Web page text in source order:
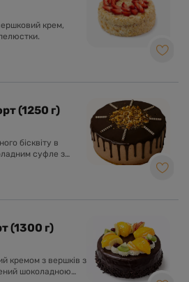
крем,
(1250 г)
бісквіту в
суфле з
Торт (1300 г)
кремом з вершків з
шоколадною